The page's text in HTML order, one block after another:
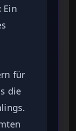
Ein
für
die